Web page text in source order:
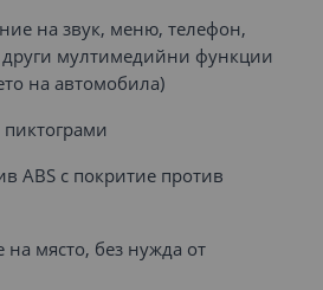
на звук, меню, телефон,
мултимедийни функции
на автомобила)
ABS с покритие против
място, без нужда от